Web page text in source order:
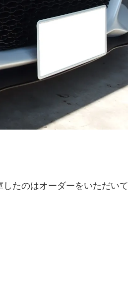
たのはオーダーをいただいて